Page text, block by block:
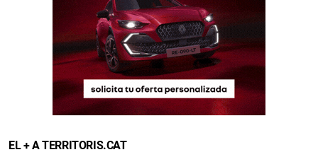
EL + A TERRITORIS.CAT